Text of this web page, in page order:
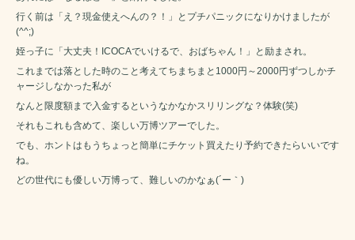
行く前は「え？現金使えへんの？！」とプチパニックになりかけましたが
(^^;)
姪っ子に「大丈夫！ICOCAでいけるで、おばちゃん！」と励まされ。
これまでは落とした時のこと考えてちまちまと1000円～2000円ずつしかチ
ャージしなかった私が
なんと限度額まで入金するというなかなかスリリングな？体験(笑)
それもこれも含めて、楽しい万博ツアーでした。
でも、ホントはもうちょっと簡単にチケット買えたり予約できたらいいです
ね。
どの世代にも優しい万博って、難しいのかなぁ(´ー｀)